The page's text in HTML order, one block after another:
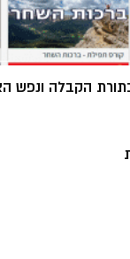
בתורת הקבלה ונפש